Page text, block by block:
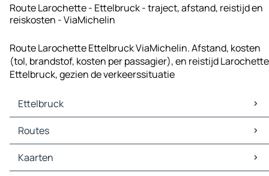
Route Larochette - Ettelbruck - traject, afstand, reistijd en
reiskosten - ViaMichelin
Route Larochette Ettelbruck ViaMichelin. Afstand, kosten
(tol, brandstof, kosten per passagier), en reistijd Larochette
Ettelbruck, gezien de verkeerssituatie
Ettelbruck
Ettelbruck Kaarten
Ettelbruck Verkeer
Ettelbruck Hotels
Ettelbruck Restaurants
Routes
Routes Ettelbruck - Diekirch
Routes Ettelbruck - Mersch
Kaarten